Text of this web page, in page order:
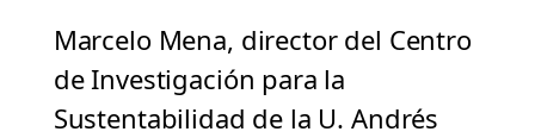
Marcelo Mena, director del Centro
de Investigación para la
Sustentabilidad de la U. Andrés